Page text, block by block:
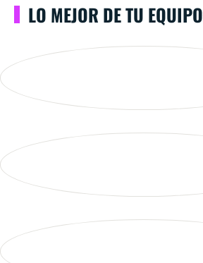
LO MEJOR DE TU EQUIPO